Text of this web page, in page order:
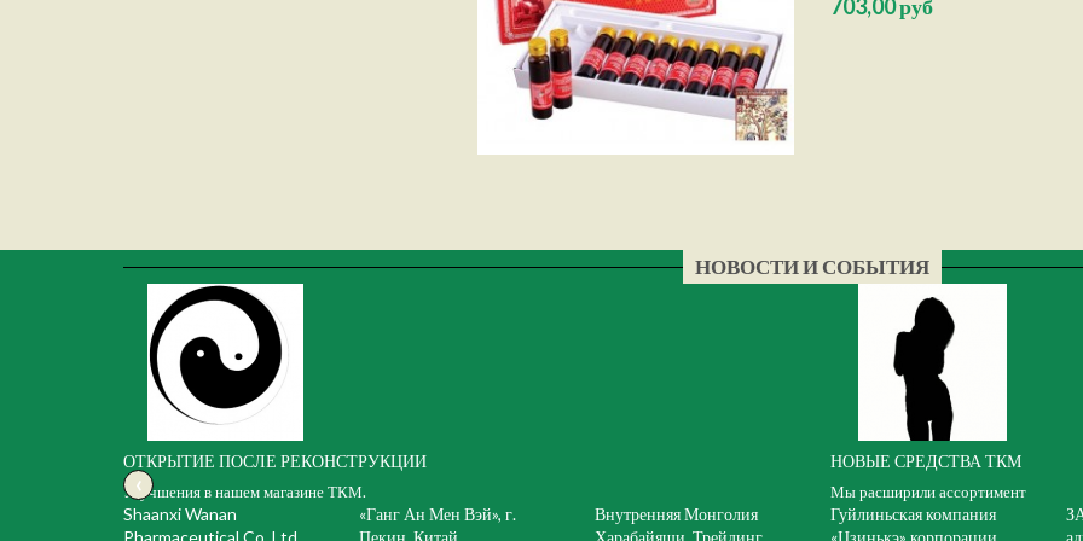
противорадиационным действием,
703,00 руб
НОВОСТИ И СОБЫТИЯ
ОТКРЫТИЕ ПОСЛЕ РЕКОНСТРУКЦИИ
Улучшения в нашем магазине ТКМ.
НОВЫЕ СРЕДСТВА ТКМ
Мы расширили ассортимент
‹
Shaanxi Wanan
Pharmaceutical Co. Ltd.,
«Ганг Ан Мен Вэй», г.
Пекин, Китай.
Внутренняя Монголия
Харабайяши, Трейдинг
Гуйлиньская компания
«Цзинькэ» корпорации